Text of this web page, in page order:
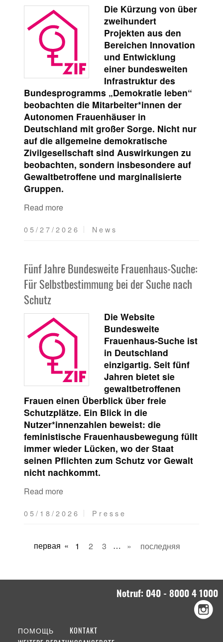
Die Kürzung von über
zweihundert
Projekten aus den
Bereichen Innovation
und Entwicklung
einer bundesweiten
Infrastruktur des
Bundesprogramms „Demokratie leben“
beobachten die Mitarbeiter*innen der
Autonomen Frauenhäuser in
Deutschland mit großer Sorge. Nicht nur
auf die allgemeine demokratische
Zivilgesellschaft sind Auswirkungen zu
beobachten, sondern insbesondere auf
Gewaltbetroffene und marginalisierte
Gruppen.
Read more
05/27/2026 News
Fünf Jahre Bundesweite Frauenhaus-Suche:
Für Selbstbestimmung bei der Suche nach
Schutz
Die Website
Bundesweite
Frauenhaus-Suche ist
in Deutschland
einzigartig. Seit fünf
Jahren bietet sie
gewaltbetroffenen
Frauen einen Überblick über freie
Schutzplätze. Ein Blick in die
Nutzer*innenzahlen beweist: die
feministische Frauenhausbewegung füllt
immer wieder Lücken, wo der Staat
seinen Pflichten zum Schutz vor Gewalt
nicht nachkommt.
Read more
05/18/2026 Presse
первая « 1 2 3 … » последняя
Notruf: 040 - 8000 4 1000
ПОМОЩЬ
KONTAKT